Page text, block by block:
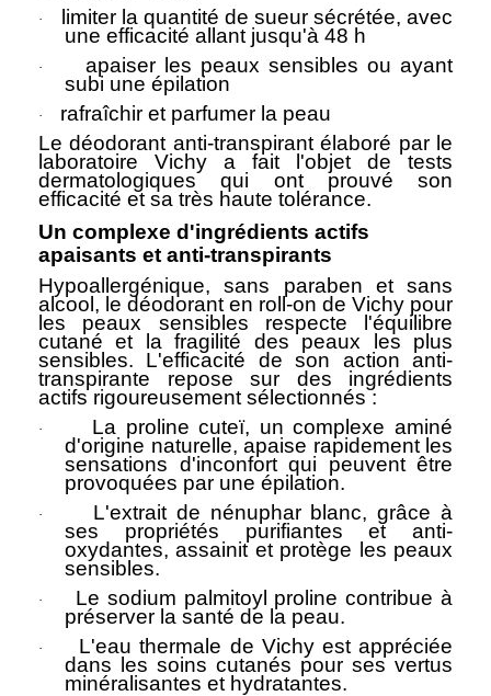
· limiter la quantité de sueur sécrétée, avec
une efficacité allant jusqu'à 48 h
· apaiser les peaux sensibles ou ayant
subi une épilation
· rafraîchir et parfumer la peau
Le déodorant anti-transpirant élaboré par le
laboratoire Vichy a fait l'objet de tests
dermatologiques qui ont prouvé son
efficacité et sa très haute tolérance.
Un complexe d'ingrédients actifs
apaisants et anti-transpirants
Hypoallergénique, sans paraben et sans
alcool , le déodorant en roll-on de Vichy pour
les peaux sensibles respecte l'équilibre
cutané et la fragilité des peaux les plus
sensibles. L'efficacité de son action anti-
transpirante repose sur des ingrédients
actifs rigoureusement sélectionnés :
·
La proline cuteï, un complexe aminé
d'origine naturelle, apaise rapidement les
sensations d'inconfort qui peuvent être
provoquées par une épilation.
·
L'extrait de nénuphar blanc, grâce à
ses propriétés purifiantes et anti-
oxydantes, assainit et protège les peaux
sensibles.
·
Le sodium palmitoyl proline contribue à
préserver la santé de la peau.
·
L'eau thermale de Vichy est appréciée
dans les soins cutanés pour ses vertus
minéralisantes et hydratantes.